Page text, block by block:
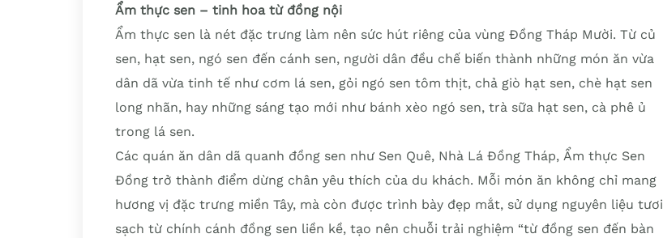
Ẩm thực sen – tinh hoa từ đồng nội
Ẩm thực sen là nét đặc trưng làm nên sức hút riêng của vùng Đồng Tháp Mười. Từ củ
sen, hạt sen, ngó sen đến cánh sen, người dân đều chế biến thành những món ăn vừa
dân dã vừa tinh tế như cơm lá sen, gỏi ngó sen tôm thịt, chả giò hạt sen, chè hạt sen
long nhãn, hay những sáng tạo mới như bánh xèo ngó sen, trà sữa hạt sen, cà phê ủ
trong lá sen.
Các quán ăn dân dã quanh đồng sen như Sen Quê, Nhà Lá Đồng Tháp, Ẩm thực Sen
Đồng trở thành điểm dừng chân yêu thích của du khách. Mỗi món ăn không chỉ mang
hương vị đặc trưng miền Tây, mà còn được trình bày đẹp mắt, sử dụng nguyên liệu tươi
sạch từ chính cánh đồng sen liền kề, tạo nên chuỗi trải nghiệm “từ đồng sen đến bàn